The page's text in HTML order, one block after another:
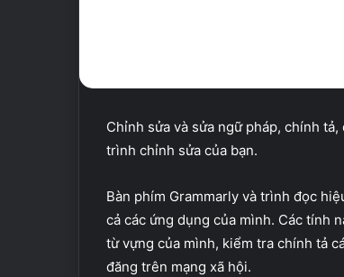
Chỉnh sửa và sửa ngữ pháp, chính
trình chỉnh sửa của bạn.
Bàn phím Grammarly và trình đọc
cả các ứng dụng của mình. Các tính
từ vựng của mình, kiểm tra chính tả
đăng trên mạng xã hội.